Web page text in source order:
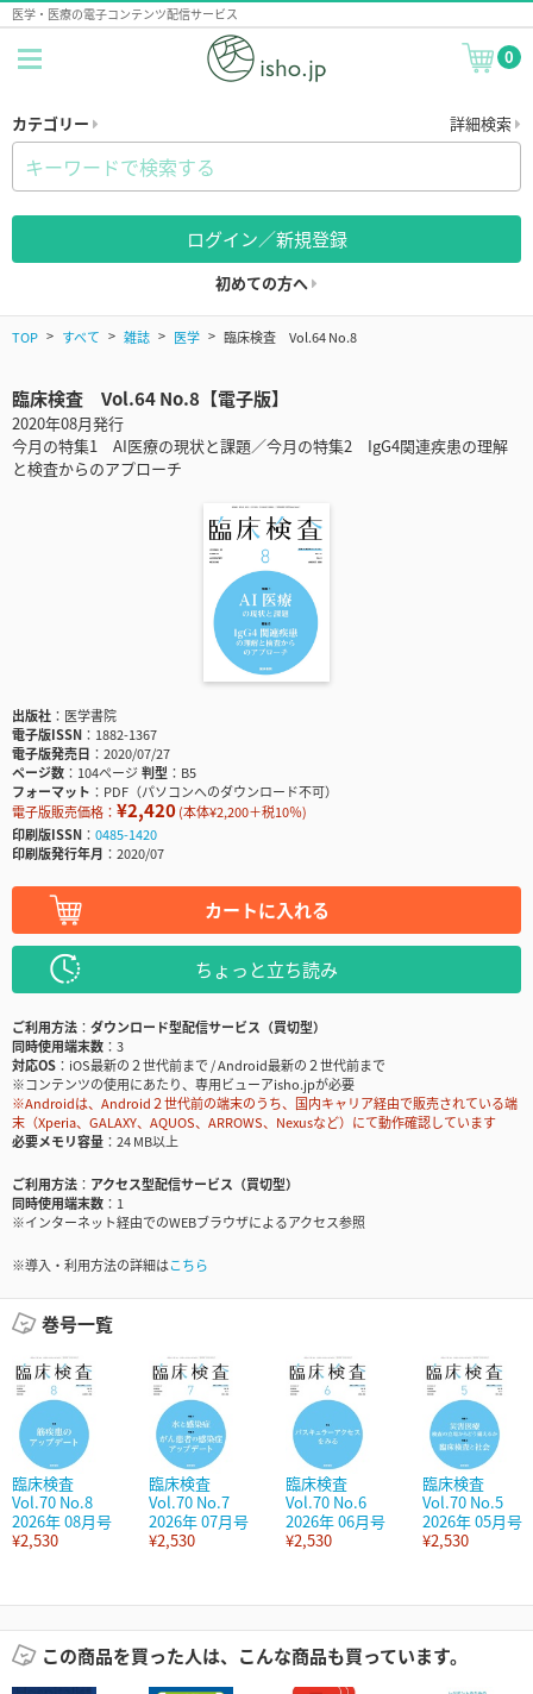
医学・医療の電子コンテンツ配信サービス
0
カテゴリー 詳細検索
ログイン／新規登録
初めての方へ
TOP すべて 雑誌 医学 臨床検査 Vol.64 No.8
臨床検査 Vol.64 No.8【電子版】
2020年08月発行
今月の特集1 AI医療の現状と課題／今月の特集2 IgG4関連疾患の理解
と検査からのアプローチ
出版社
医学書院
電子版ISSN
1882-1367
電子版発売日
2020/07/27
ページ数
104ページ判型
B5
フォーマット
PDF（パソコンへのダウンロード不可）
電子版販売価格： ¥2,420(本体¥2,200＋税10％)
印刷版ISSN
0485-1420
印刷版発行年月
2020/07
カートに入れる
ちょっと立ち読み
ご利用方法
ダウンロード型配信サービス（買切型）
同時使用端末数
3
対応OS
iOS最新の２世代前まで / Android最新の２世代前まで
※コンテンツの使用にあたり、専用ビューアisho.jpが必要
※Androidは、Android２世代前の端末のうち、国内キャリア経由で販売されている端
末（Xperia、GALAXY、AQUOS、ARROWS、Nexusなど）にて動作確認しています
必要メモリ容量
24 MB以上
ご利用方法
アクセス型配信サービス（買切型）
同時使用端末数
1
※インターネット経由でのWEBブラウザによるアクセス参照
※導入・利用方法の詳細はこちら
巻号一覧
臨床検査
Vol.70 No.8
2026年 08月号
¥2,530
臨床検査
Vol.70 No.7
2026年 07月号
¥2,530
臨床検査
Vol.70 No.6
2026年 06月号
¥2,530
臨床検査
Vol.70 No.5
2026年 05月号
¥2,530
この商品を買った人は、こんな商品も買っています。